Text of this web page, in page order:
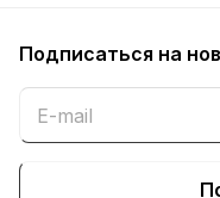
Подписаться на